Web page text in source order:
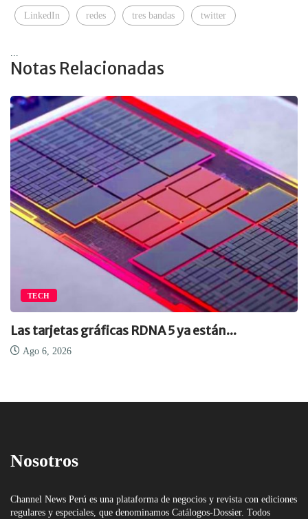
LinkedIn redes tres bandas twitter
Notas Relacionadas
TECH
Las tarjetas gráficas RDNA 5 ya están...
Ago 6, 2026
Nosotros
Channel News Perú es una plataforma de negocios y revista con ediciones
regulares y especiales, que denominamos Catálogos-Dossier. Todos